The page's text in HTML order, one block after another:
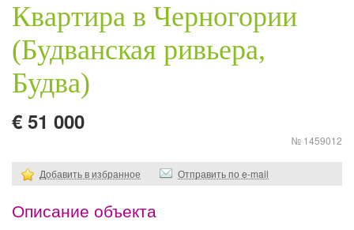
Квартира в Черногории
(Будванская ривьера,
Будва)
€ 51 000
№ 1459012
Добавить в избранное Отправить по e-mail
Описание объекта